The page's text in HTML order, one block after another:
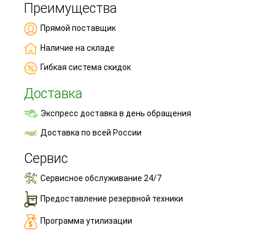
Преимущества
Прямой поставщик
Наличие на складе
Гибкая система скидок
Доставка
Экспресс доставка в день обращения
Доставка по всей России
Сервис
Сервисное обслуживание 24/7
Предоставление резервной техники
Программа утилизации